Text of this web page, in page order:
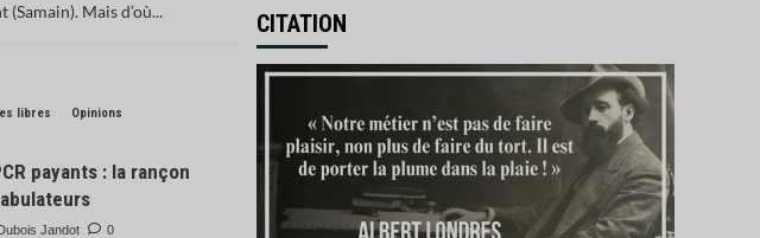
5
(Samain). Mais d’où...
libres Opinions
payants : la rançon
Jandot 0
CITATION